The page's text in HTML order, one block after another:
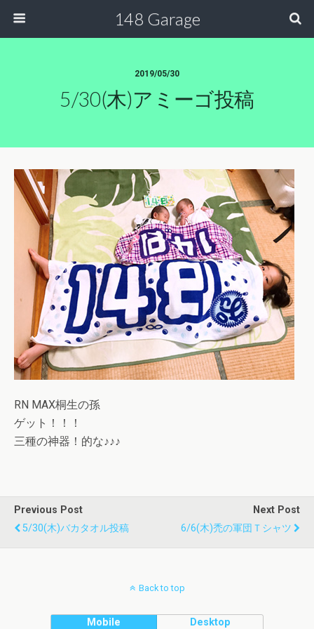
148 Garage
2019/05/30
5/30(木)アミーゴ投稿
RN MAX桐生の孫
ゲット！！！
三種の神器！的な♪♪♪
Previous Post
5/30(木)バカタオル投稿
Next Post
6/6(木)禿の軍団Ｔシャツ
Back to top
Mobile Desktop